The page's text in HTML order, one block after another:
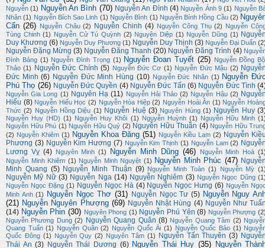
Nguyễn (1) Nguyễn An Bình (70) Nguyễn An Đình (4) Nguyễn Ánh 9 (1) Nguyễn
Nhân (1) Nguyễn Bích Sao Linh (1) Nguyễn Bình (1) Nguyễn Bính Hồng Cầu (2)
Cẩn (26) Nguyễn Châu (2) Nguyễn Chinh (4) Nguyễn Công Thụ (2) Nguyễn
Tùng Chinh (1) Nguyễn Cử Tú Quỳnh (2) Nguyên Diệp (1) Nguyễn Dũng (1)
Duy Khương (6) Nguyễn Duy Phương (1) Nguyễn Duy Thịnh (3) Nguyễn Đại Duẩn
Nguyễn Đặng Mừng (3) Nguyễn Đăng Thanh (20) Nguyễn Đăng Trình (4)
Đình Bảng (1) Nguyễn Đình Trọng (1) Nguyễn Đoan Tuyết (25)
Nguyễn Đồng
Thảo (1) Nguyễn Đức Chính (5) Nguyễn Đức Cơ (1) Nguyễn Đức Mậu (2)
Đức Minh (6) Nguyễn Đức Minh Hùng (10) Nguyễn Đức Nhân (1) Nguyễn
Phú Thọ (26) Nguyễn Đức Quyền (4) Nguyễn Đức Tấn (6) Nguyễn Đức Tình
Nguyễn Gia Long (1) Nguyên Hạ (11) Nguyễn Hải Thảo (2) Nguyễn Hậu (2)
Hiếu (8) Nguyễn Hiếu Học (2) Nguyễn Hòa Hiệp (2) Nguyễn Hoài Ân (1) Nguyễn
Thức (2) Nguyễn Hồng Diệu (1) Nguyễn Huệ (3) Nguyên Hùng (1) Nguyễn Huy
Nguyễn Huy (HD) (1) Nguyễn Huy Khôi (1) Nguyễn Huỳnh (1) Nguyễn Hữu Minh
Nguyễn Hữu Phú (1) Nguyễn Hữu Quý (2) Nguyễn Hữu Thuần (4) Nguyễn Hữu
(2) Nguyễn Khiêm (1) Nguyễn Khoa Đăng (51) Nguyễn Kiều Lam (2) Nguyễn
Phương (3) Nguyễn Kim Hương (7) Nguyễn Kim Thịnh (1) Nguyễn Lam (2)
Lương Vỵ (4) Nguyên Minh (1) Nguyễn Minh Dũng (46) Nguyễn Minh Hoà
Nguyễn Minh Khiêm (1) Nguyễn Minh Nguyệt (1) Nguyễn Minh Phúc (47)
Minh Quang (5) Nguyễn Minh Thuận (9) Nguyễn Minh Toàn (1) Nguyễn Mỳ
Nguyễn Mỹ Nữ (3) Nguyễn Nga (14) Nguyễn Nghiêm (3) Nguyễn Ngọc Dũng
Nguyễn Ngọc Đặng (1) Nguyễn Ngọc Hà (4) Nguyễn Ngọc Hưng (6) Nguyễn
Minh Anh (1) Nguyễn Ngọc Thơ (31) Nguyễn Ngọc Tư (5) Nguyễn Nguy
(21) Nguyễn Nguyên Phượng (69) Nguyễn Nhật Hùng (4) Nguyễn Như
(14) Nguyễn Phin (30) Nguyên Phong (1) Nguyễn Phú Yên (8) Nguyễn Phượng
Nguyễn Phương Dung (2) Nguyễn Quang Quân (8) Nguyễn Quang Tâm (2)
Quang Tuấn (1) Nguyễn Quân (2) Nguyễn Quốc Ái (1) Nguyễn Quốc Bảo (1)
Quốc Đông (1) Nguyễn Quy (2) Nguyên Tâm (1) Nguyễn Tấn Thuyên (3)
Thái An (3) Nguyễn Thái Dương (6) Nguyễn Thái Huy (35)
Nguyễn